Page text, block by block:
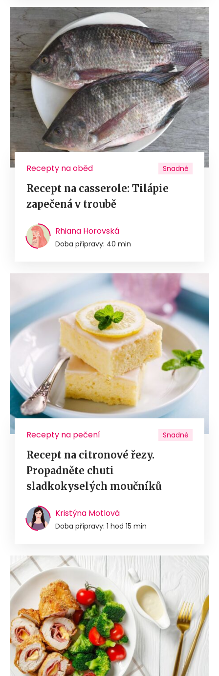
Recepty na oběd Snadné
Recept na casserole: Tilápie
zapečená v troubě
Rhiana Horovská
Doba přípravy: 40 min
Recepty na pečení Snadné
Recept na citronové řezy.
Propadněte chuti
sladkokyselých moučníků
Kristýna Motlová
Doba přípravy: 1 hod 15 min